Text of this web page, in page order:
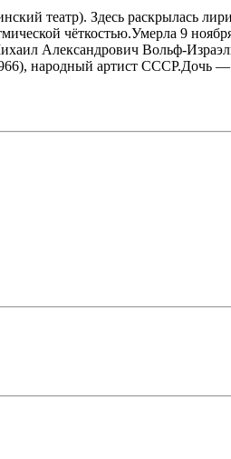
театр). Здесь раскрылась
чёткостью.Умерла 9
Александрович Вольф-
народный артист СССР.Дочь —